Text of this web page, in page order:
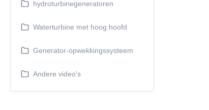
hydroturbinegeneratoren
Waterturbine met hoog hoofd
Generator-opwekkingssysteem
Andere video's